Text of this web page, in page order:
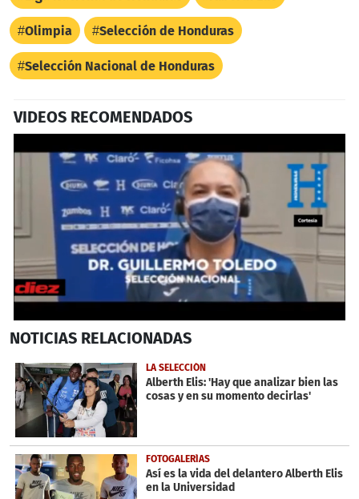
Olimpia Selección de Honduras
Selección Nacional de Honduras
VIDEOS RECOMENDADOS
seconds
2
minutes,
5
seconds
NOTICIAS RELACIONADAS
LA SELECCIÓN
Alberth Elis: 'Hay que analizar bien las
cosas y en su momento decirlas'
FOTOGALERÍAS
Así es la vida del delantero Alberth Elis
en la Universidad